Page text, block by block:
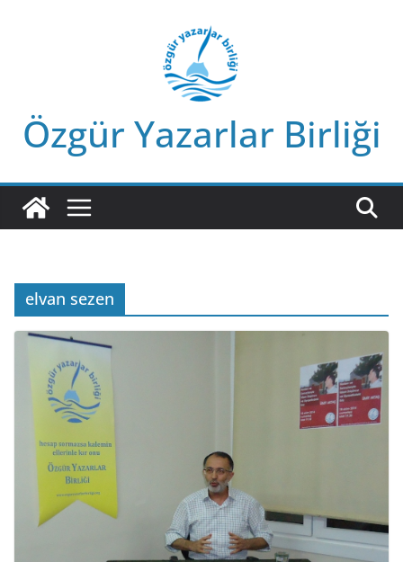
Özgür Yazarlar Birliği
elvan sezen